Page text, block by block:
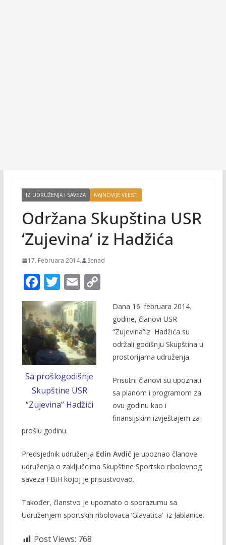
IZ UDRUŽENJA I SAVEZA NAJNOVIJE VIJESTI
Održana Skupština USR
‘Zujevina’ iz Hadžića
17. Februara 2014. Senad
F
ac
e
b
o
o
k
T
w
itt
er
E
m
ai
l
C
Li
Sa prošlogodišnje
Skupštine USR
“Zujevina” Hadžići
Dana 16. februara 2014.
godine, članovi USR
“Zujevina”iz Hadžića su
održali godišnju Skupština u
prostorijama udruženja.
Prisutni članovi su upoznati
sa planom i programom za
ovu godinu kao i
finansijskim izvještajem za
prošlu godinu.
Predsjednik udruženja Edin Avdićje upoznao članove
udruženja o zaključcima Skupštine Sportsko ribolovnog
saveza FBiH kojoj je prisustvovao.
Također, članstvo je upoznato o sporazumu sa
Udruženjem sportskih ribolovaca ‘Glavatica’ iz Jablanice.
Post Views: 768